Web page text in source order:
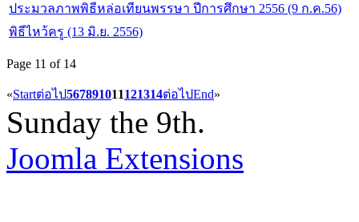
ประมวลภาพพิธีหล่อเทียนพรรษา ปีการศึกษา 2556 (9 ก.ค.56)
พิธีไหว้ครู (13 มิ.ย. 2556)
Page 11 of 14
«Startต่อไป567891011121314ต่อไปEnd»
Sunday the 9th.
Joomla Extensions